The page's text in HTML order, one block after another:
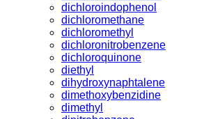
dichloroindophenol
dichloromethane
dichloromethyl
dichloronitrobenzene
dichloroquinone
diethyl
dihydroxynaphtalene
dimethoxybenzidine
dimethyl